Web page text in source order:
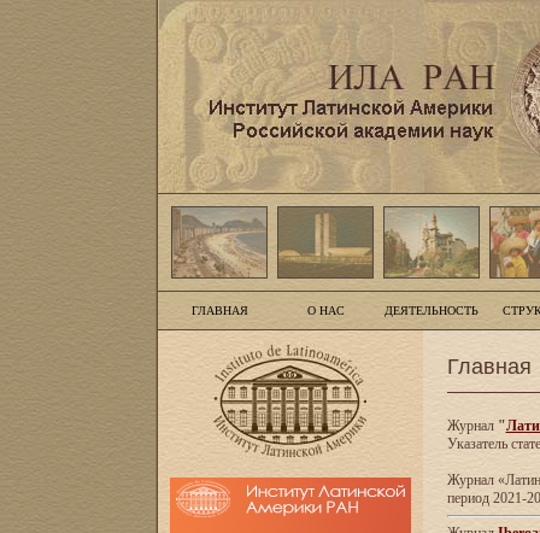
ГЛАВНАЯ О НАС ДЕЯТЕЛЬНОСТЬ
Главная
Журнал"
Указатель
Журнал
период 2021-